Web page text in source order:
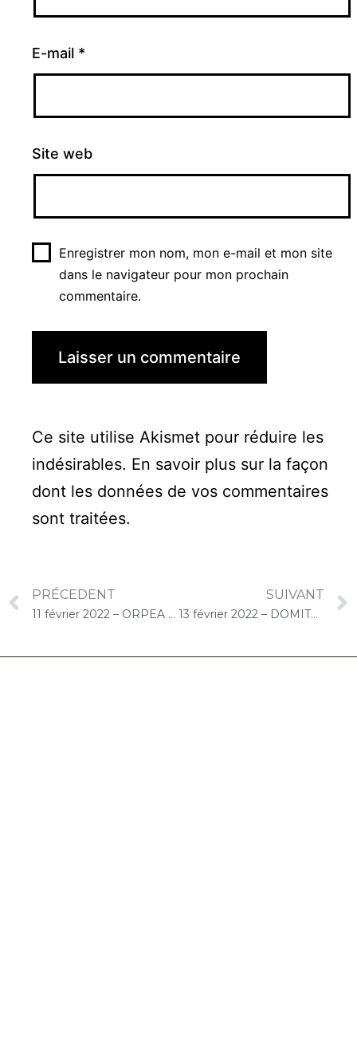
E-mail *
Site web
Enregistrer mon nom, mon e-mail et mon site
dans le navigateur pour mon prochain
commentaire.
Ce site utilise Akismet pour réduire les
indésirables. En savoir plus sur la façon
dont les données de vos commentaires
sont traitées.
PRÉCEDENT
11 février 2022 – ORPEA Le Clos d’Etréchy (Etréchy) : Concert « Cello Solo »
SUIVANT
13 février 2022 – DOMITYS (Villeneuve-le-Roi) : Concert « Cello Solo »